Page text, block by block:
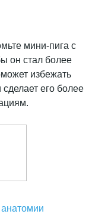
мини-пига с
он стал более
избежать
его более
анатомии